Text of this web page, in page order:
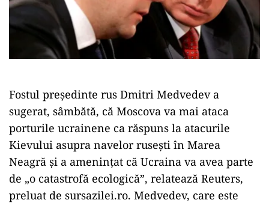
Fostul preşedinte rus Dmitri Medvedev a
sugerat, sâmbătă, că Moscova va mai ataca
porturile ucrainene ca răspuns la atacurile
Kievului asupra navelor ruseşti în Marea
Neagră şi a ameninţat că Ucraina va avea parte
de „o catastrofă ecologică”, relatează Reuters,
preluat de sursazilei.ro. Medvedev, care este